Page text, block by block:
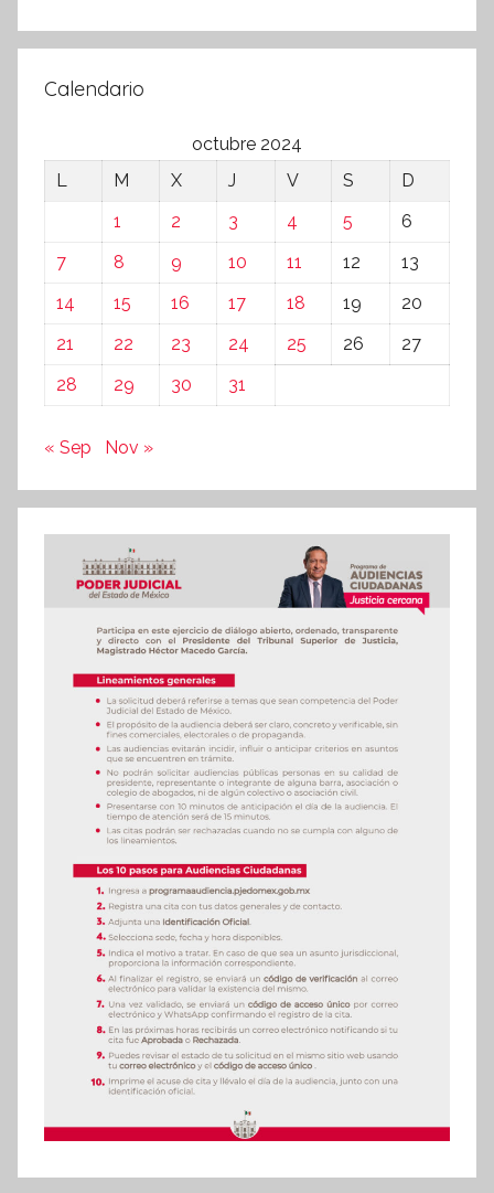
Calendario
octubre 2024
L
M X J V S
D
1
2 3 4 5
6
7
8 9 10 11 12
13
14
15 16 17 18 19
20
21
22 23 24 25 26
27
28
29 30 31
« Sep Nov »